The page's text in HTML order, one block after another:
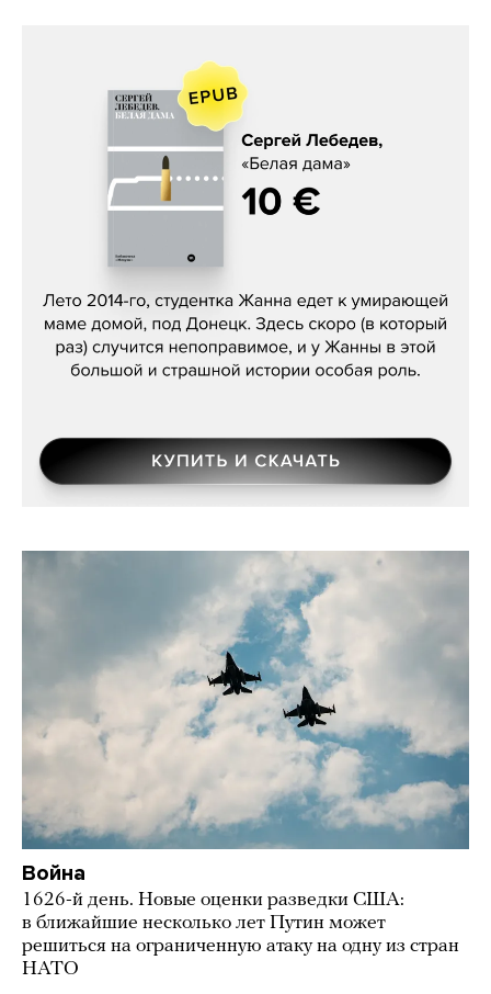
Сергей Лебедев, «Белая дама»
Война
1626-й день. Новые оценки разведки США:
в ближайшие несколько лет Путин может
решиться на ограниченную атаку на одну из стран
НАТО